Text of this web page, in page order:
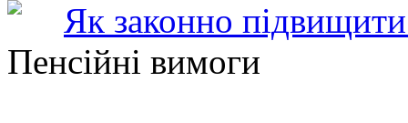
Як законно підвищити
Пенсійні вимоги